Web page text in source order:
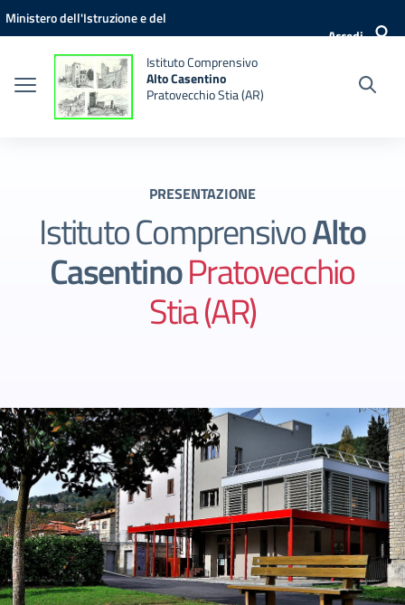
Vai ai contenuti
Vai al menu di navigazione
Vai al footer
Ministero dell'Istruzione e del
Accedi
Istituto Comprensivo
Alto Casentino
Pratovecchio Stia (AR)
PRESENTAZIONE
Istituto ComprensivoAlto
CasentinoPratovecchio
Stia (AR)